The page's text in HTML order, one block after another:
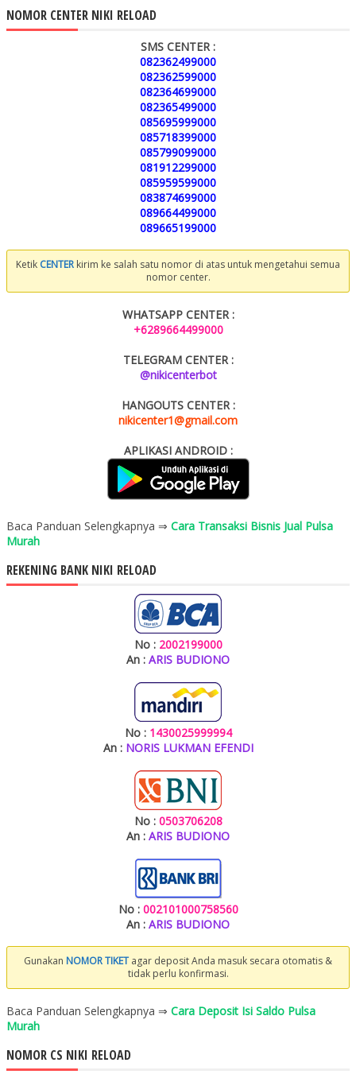
NOMOR CENTER NIKI RELOAD
SMS CENTER :
082362499000
082362599000
082364699000
082365499000
085695999000
085718399000
085799099000
081912299000
085959599000
083874699000
089664499000
089665199000
Ketik CENTER kirim ke salah satu nomor di atas untuk mengetahui semua
nomor center.
WHATSAPP CENTER :
+6289664499000
TELEGRAM CENTER :
@nikicenterbot
HANGOUTS CENTER :
nikicenter1@gmail.com
APLIKASI ANDROID :
Baca Panduan Selengkapnya ⇒ Cara Transaksi Bisnis Jual Pulsa
Murah
REKENING BANK NIKI RELOAD
No : 2002199000
An : ARIS BUDIONO
No : 1430025999994
An : NORIS LUKMAN EFENDI
No : 0503706208
An : ARIS BUDIONO
No : 002101000758560
An : ARIS BUDIONO
Gunakan NOMOR TIKET agar deposit Anda masuk secara otomatis &
tidak perlu konfirmasi.
Baca Panduan Selengkapnya ⇒ Cara Deposit Isi Saldo Pulsa
Murah
NOMOR CS NIKI RELOAD